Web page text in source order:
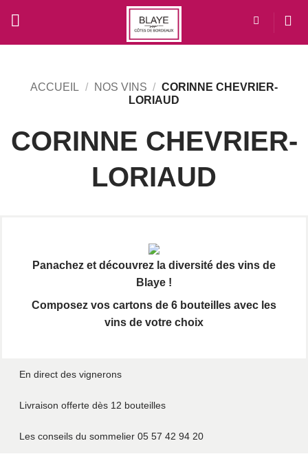
contenu
ACCUEIL / NOS VINS / CORINNE CHEVRIER-
LORIAUD
CORINNE CHEVRIER-
LORIAUD
Panachez et découvrez la diversité des vins de
Blaye !
Composez vos cartons de 6 bouteilles avec les
vins de votre choix
En direct des vignerons
Livraison offerte dès 12 bouteilles
Les conseils du sommelier 05 57 42 94 20